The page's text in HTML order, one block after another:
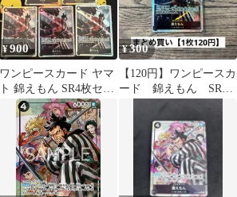
¥900
ワンピースカード ヤマ
ト 錦えもん SR4枚セッ
¥300
【120円】ワンピースカ
ード 錦えもん SR
【在庫2枚】